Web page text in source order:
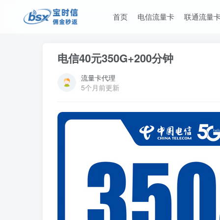
首页 电信流量卡 联通流量
电信40元350G+200分钟
流量卡代理
5个月前更新